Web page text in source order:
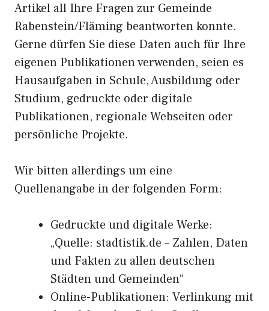
Artikel all Ihre Fragen zur Gemeinde
Rabenstein/Fläming beantworten konnte.
Gerne dürfen Sie diese Daten auch für Ihre
eigenen Publikationen verwenden, seien es
Hausaufgaben in Schule, Ausbildung oder
Studium, gedruckte oder digitale
Publikationen, regionale Webseiten oder
persönliche Projekte.
Wir bitten allerdings um eine
Quellenangabe in der folgenden Form:
Gedruckte und digitale Werke:
„Quelle: stadtistik.de – Zahlen, Daten
und Fakten zu allen deutschen
Städten und Gemeinden“
Online-Publikationen: Verlinkung mit